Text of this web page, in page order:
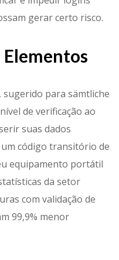
gerar certo risco.
para sämtliche
de verificação ao
suas dados
código transitório de
equipamento portátil
da setor
com validação de
99,9% menor